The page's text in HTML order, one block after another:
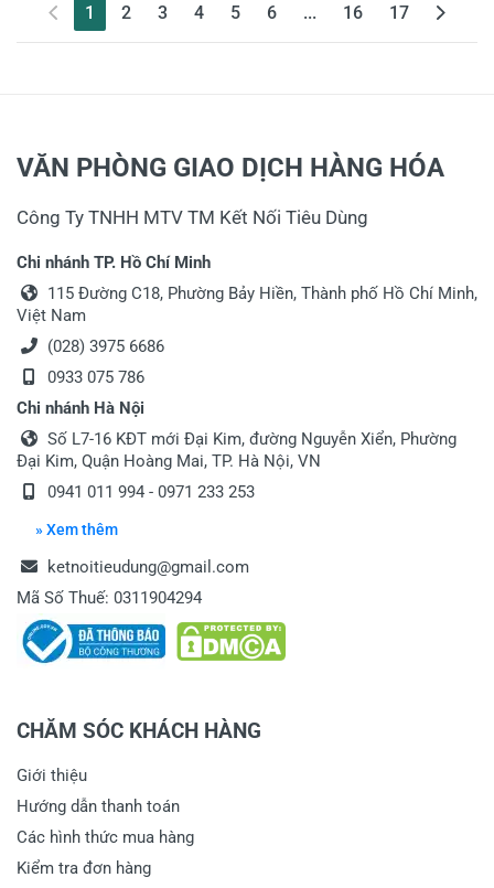
1 (current)
2 3 4 5 6 ... 16 17
VĂN PHÒNG GIAO DỊCH HÀNG HÓA
Công Ty TNHH MTV TM Kết Nối Tiêu Dùng
Chi nhánh TP. Hồ Chí Minh
115 Đường C18, Phường Bảy Hiền, Thành phố Hồ Chí Minh,
Việt Nam
(028) 3975 6686
0933 075 786
Chi nhánh Hà Nội
Số L7-16 KĐT mới Đại Kim, đường Nguyễn Xiển, Phường
Đại Kim, Quận Hoàng Mai, TP. Hà Nội, VN
0941 011 994 - 0971 233 253
» Xem thêm
ketnoitieudung@gmail.com
Mã Số Thuế: 0311904294
CHĂM SÓC KHÁCH HÀNG
Giới thiệu
Hướng dẫn thanh toán
Các hình thức mua hàng
Kiểm tra đơn hàng